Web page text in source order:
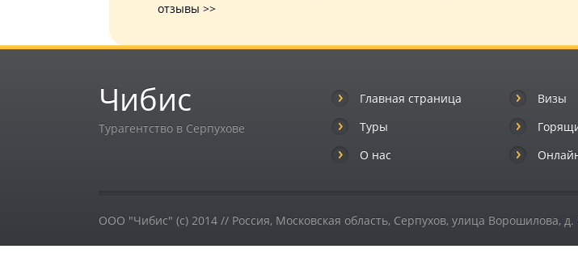
отзывы >>
Чибис
Турагентство в Серпухове
Главная страница
Визы
Туры
О нас
ООО "Чибис" (c) 2014 // Россия, Московская область, Серпухов, улица Ворошилова, д.